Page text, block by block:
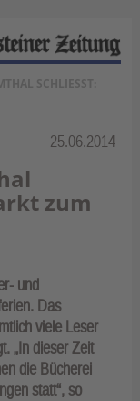
SCHLIESST: B
Rubrik:
25.06.2014
zum
und
Das
viele Leser
„In dieser Zeit
die Bücherei
statt“, so